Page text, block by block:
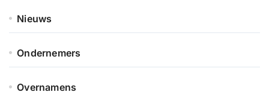
Nieuws
Ondernemers
Overnamens